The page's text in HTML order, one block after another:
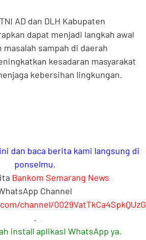
AD dan DLH Kabupaten
dapat menjadi langkah awal
masalah sampah di daerah
kesadaran masyarakat
kebersihan lingkungan.
dan baca berita kami langsung di
ponselmu.
Bankom Semarang News
Channel
channel/
.
install aplikasi WhatsApp ya.